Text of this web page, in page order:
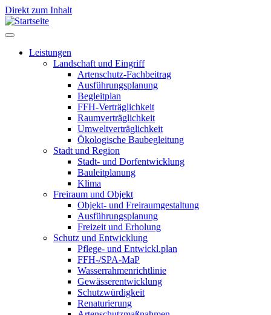
Direkt zum Inhalt
Leistungen
Leistungen
Landschaft und Eingriff
Artenschutz-Fachbeitrag
Ausführungsplanung
Begleitplan
FFH-Verträglichkeit
Raumverträglichkeit
Umweltverträglichkeit
Ökologische Baubegleitung
Stadt und Region
Stadt- und Dorfentwicklung
Bauleitplanung
Klima
Freiraum und Objekt
Objekt- und Freiraumgestaltung
Ausführungsplanung
Freizeit und Erholung
Schutz und Entwicklung
Pflege- und Entwickl.plan
FFH-/SPA-MaP
Wasserrahmenrichtlinie
Gewässerentwicklung
Schutzwürdigkeit
Renaturierung